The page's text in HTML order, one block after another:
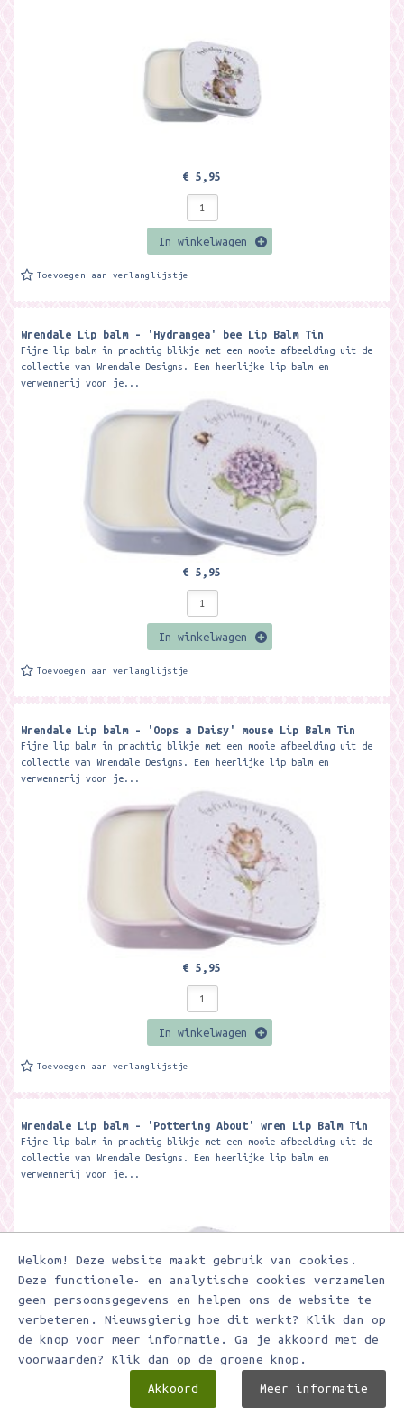
Welkom! Deze website maakt gebruik van cookies.
Deze functionele- en analytische cookies verzamelen
geen persoonsgegevens en helpen ons de website te
verbeteren. Nieuwsgierig hoe dit werkt? Klik dan op
de knop voor meer informatie. Ga je akkoord met de
voorwaarden? Klik dan op de groene knop.
Akkoord Meer informatie
€ 5,95
In winkelwagen
Toevoegen aan verlanglijstje
Wrendale Lip balm - 'Hydrangea' bee Lip Balm Tin
Fijne lip balm in prachtig blikje met een mooie afbeelding uit de
collectie van Wrendale Designs. Een heerlijke lip balm en
verwennerij voor je...
€ 5,95
In winkelwagen
Toevoegen aan verlanglijstje
Wrendale Lip balm - 'Oops a Daisy' mouse Lip Balm Tin
Fijne lip balm in prachtig blikje met een mooie afbeelding uit de
collectie van Wrendale Designs. Een heerlijke lip balm en
verwennerij voor je...
€ 5,95
In winkelwagen
Toevoegen aan verlanglijstje
Wrendale Lip balm - 'Pottering About' wren Lip Balm Tin
Fijne lip balm in prachtig blikje met een mooie afbeelding uit de
collectie van Wrendale Designs. Een heerlijke lip balm en
verwennerij voor je...
€ 5,95